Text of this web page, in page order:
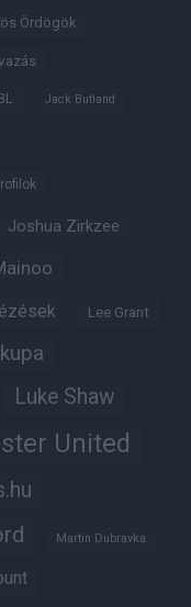
Ördögök
Jack Butland
Joshua Zirkzee
Lee Grant
Luke Shaw
United
Martin Dubravka